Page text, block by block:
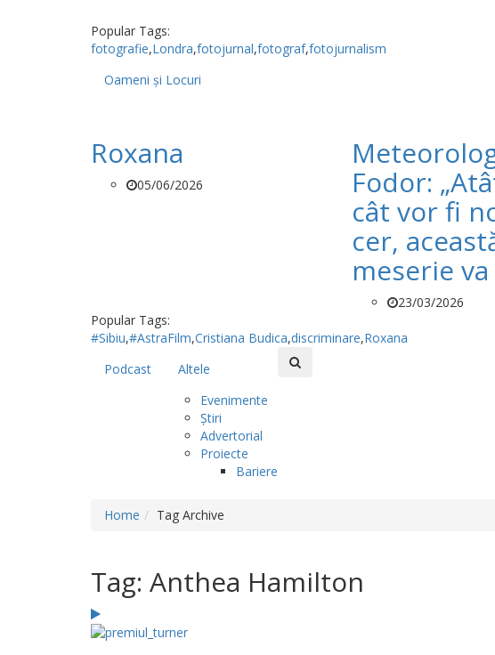
Popular Tags:
fotografie,Londra,fotojurnal,fotograf,fotojurnalism
Oameni și Locuri
Roxana
05/06/2026
Fodor:
cât vor fi
cer,
meserie va
23/03/2026
Popular Tags:
#Sibiu,#AstraFilm,Cristiana Budica,discriminare,Roxana
Podcast
Altele
Evenimente
Știri
Advertorial
Proiecte
Bariere
Home Tag Archive
Tag: Anthea Hamilton